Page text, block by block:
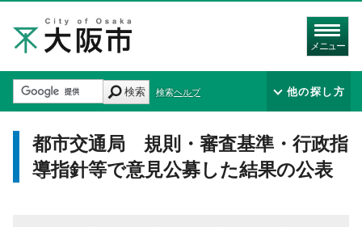
メニュー
検索 検索ヘルプ 他の探し方
都市交通局 規則・審査基準・行政指
導指針等で意見公募した結果の公表